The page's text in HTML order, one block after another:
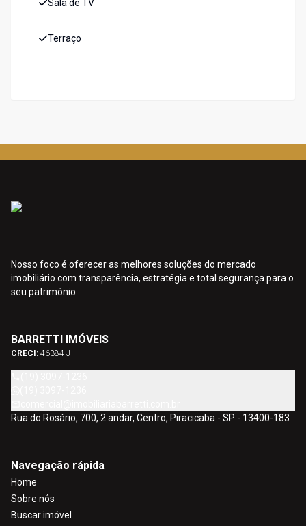
Sala de TV
Terraço
Nosso foco é oferecer as melhores soluções do mercado
imobiliário com transparência, estratégia e total segurança para o
seu patrimônio.
BARRETTI IMÓVEIS
CRECI: 46384-J
Rua do Rosário, 700, 2 andar, Centro, Piracicaba - SP - 13400-183
Navegação rápida
Home
Sobre nós
Buscar imóvel